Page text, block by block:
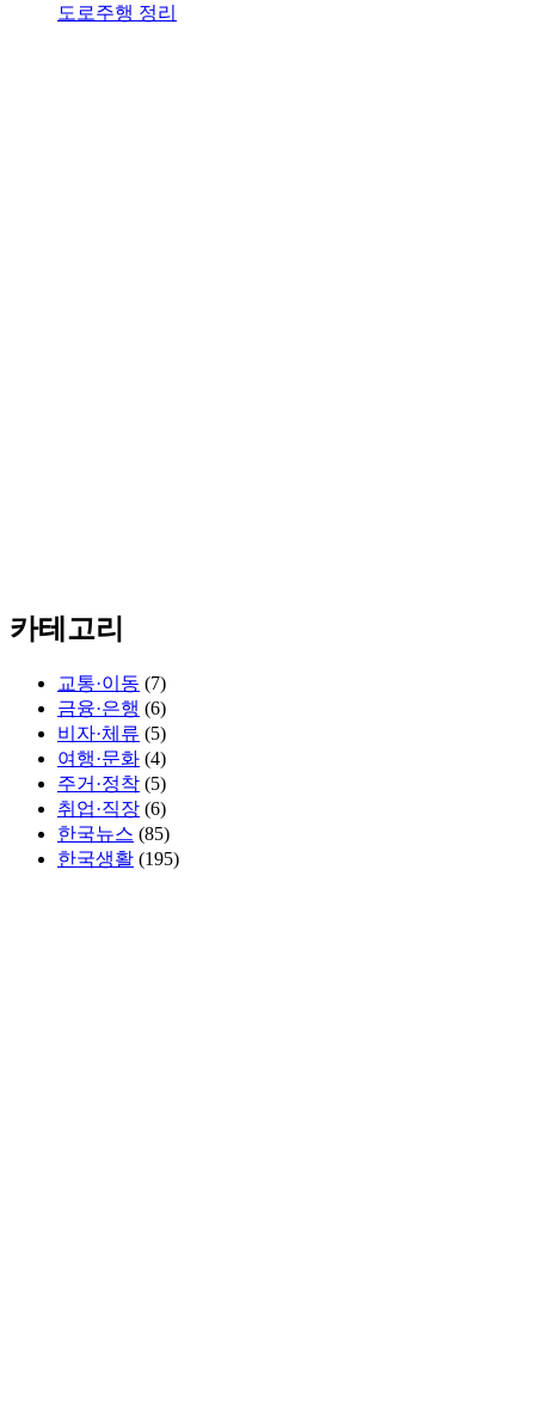
도로주행 정리
카테고리
교통·이동 (7)
금융·은행 (6)
비자·체류 (5)
여행·문화 (4)
주거·정착 (5)
취업·직장 (6)
한국뉴스 (85)
한국생활 (195)